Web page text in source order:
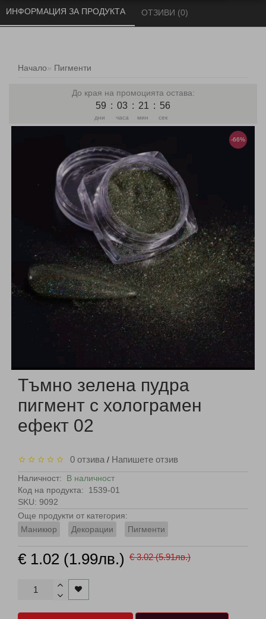
Начало Пигменти
ИНФОРМАЦИЯ ЗА ПРОДУКТА ОТЗИВИ (0)
До края на промоцията остава:
59
дни
: 03
часа
: 21
мин
: 56
сек
-66%
Тъмно зелена пудра
пигмент с холограмен
ефект 02
0 отзива / Напишете отзив
Наличност: В наличност
Код на продукта:
1539-01
SKU: 9092
Още продукти от категория:
Маникюр
Декорации Пигменти
€ 1.02 (1.99лв.) € 3.02 (5.91лв.)